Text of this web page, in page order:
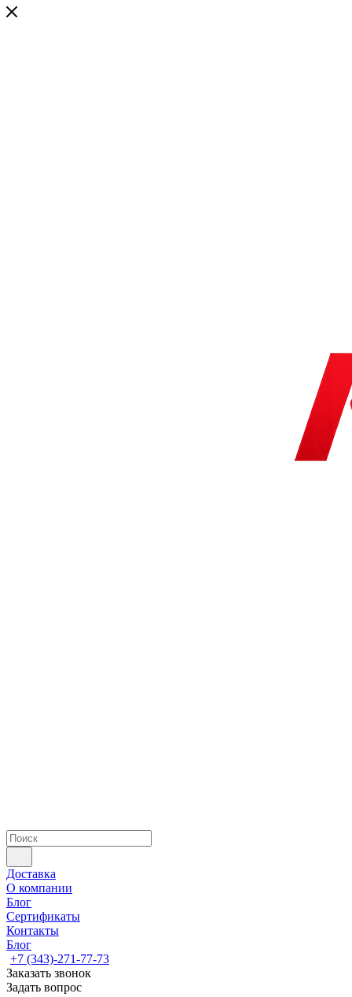
Доставка
О компании
Блог
Сертификаты
Контакты
Блог
+7 (343)-271-77-73
Заказать звонок
Задать вопрос